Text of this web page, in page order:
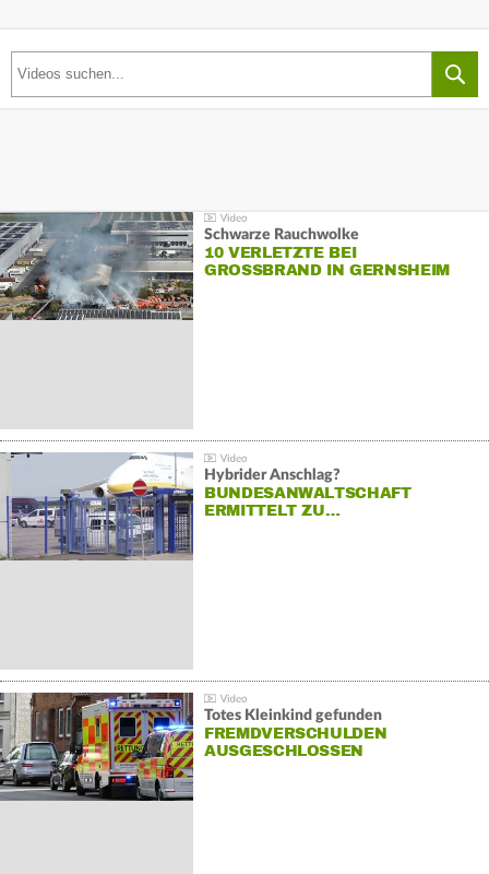
Schwarze Rauchwolke
10 VERLETZTE BEI
GROSSBRAND IN GERNSHEIM
Hybrider Anschlag?
BUNDESANWALTSCHAFT
ERMITTELT ZU…
Totes Kleinkind gefunden
FREMDVERSCHULDEN
AUSGESCHLOSSEN